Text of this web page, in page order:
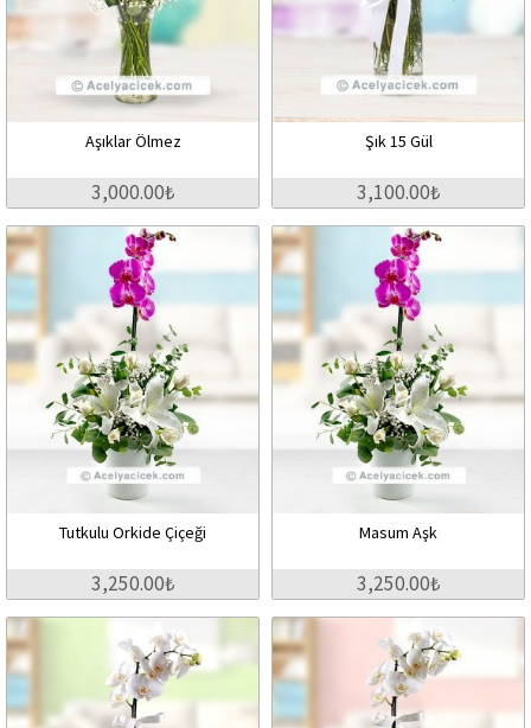
Aşıklar Ölmez
3,000.00₺
Şık 15 Gül
3,100.00₺
Tutkulu Orkide Çiçeği
3,250.00₺
Masum Aşk
3,250.00₺